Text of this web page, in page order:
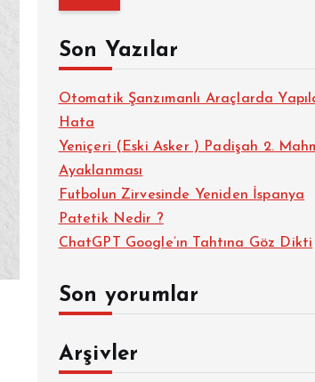
m
:Son Yazılar
Otomatik Şanzımanlı Araçlarda
Hata
Yeniçeri (Eski Asker ) Padişah 2.
Ayaklanması
Futbolun Zirvesinde Yeniden İspanya
Patetik Nedir ?
ChatGPT Google’ın Tahtına Göz Dikti
Son yorumlar
Arşivler